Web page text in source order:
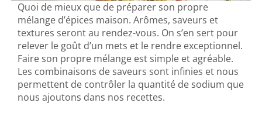
Quoi de mieux que de préparer son propre
mélange d’épices maison. Arômes, saveurs et
textures seront au rendez-vous. On s’en sert pour
relever le goût d’un mets et le rendre exceptionnel.
Faire son propre mélange est simple et agréable.
Les combinaisons de saveurs sont infinies et nous
permettent de contrôler la quantité de sodium que
nous ajoutons dans nos recettes.